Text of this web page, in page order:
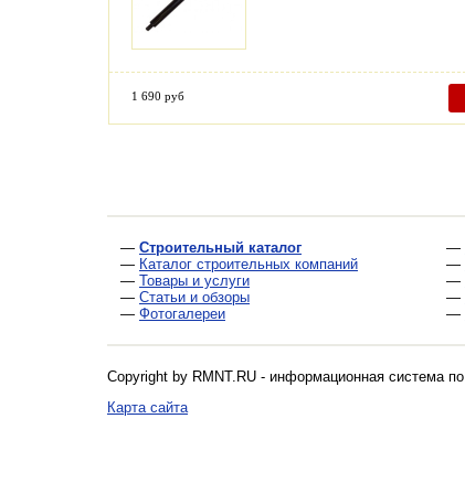
1 690 руб
— Строительный каталог
— Каталог строительных компаний
— Товары и услуги
— Статьи и обзоры
— Фотогалереи
—
—
—
—
—
Copyright by RMNT.RU - информационная система по
Карта сайта